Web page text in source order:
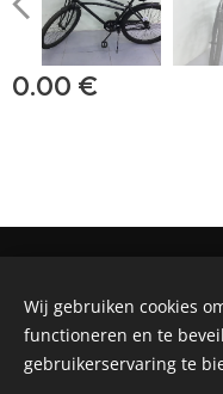
0.00 €
Powered
Wij gebruiken cookies
functioneren en te
gebruikerservaring te